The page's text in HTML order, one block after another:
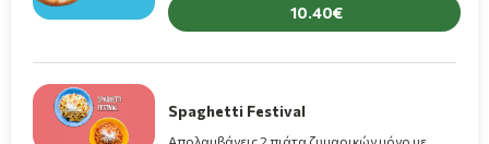
10.40
Spaghetti Festival
Aπολαμβάνεις 2 πιάτα ζυμαρικών μόνο με